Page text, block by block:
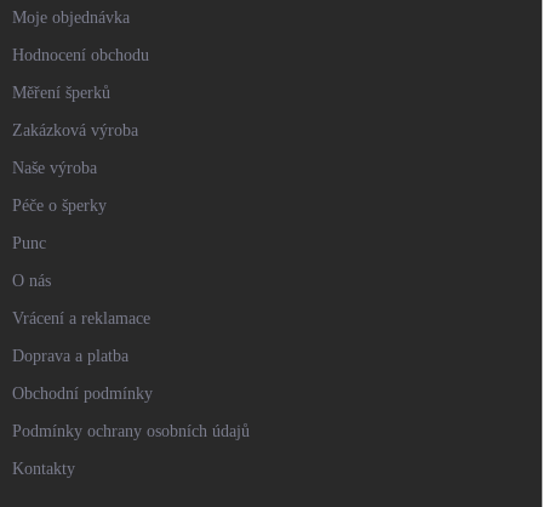
Moje objednávka
Hodnocení obchodu
Měření šperků
Zakázková výroba
Naše výroba
Péče o šperky
Punc
O nás
Vrácení a reklamace
Doprava a platba
Obchodní podmínky
Podmínky ochrany osobních údajů
Kontakty